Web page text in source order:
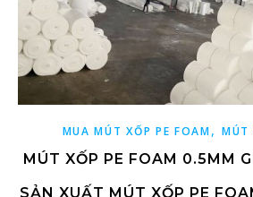
MUA MÚT XỐP PE FOAM, MÚT
MÚT XỐP PE FOAM 0.5MM
SẢN XUẤT MÚT XỐP PE